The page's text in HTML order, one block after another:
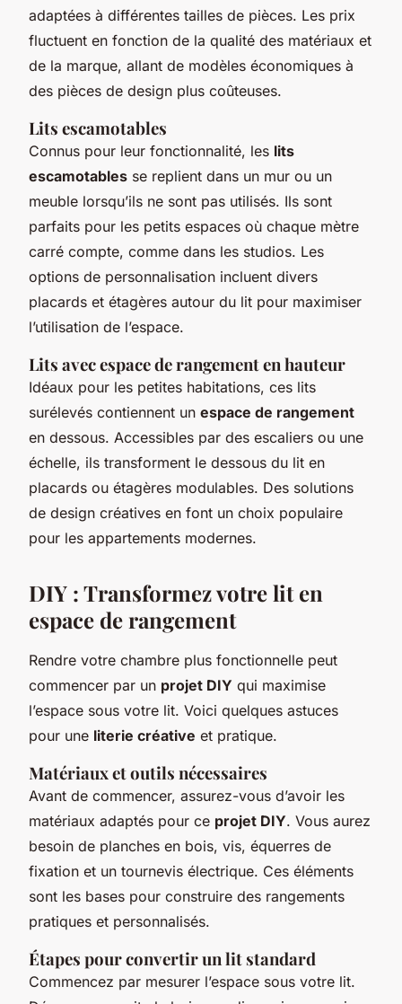
adaptées à différentes tailles de pièces. Les prix
fluctuent en fonction de la qualité des matériaux et
de la marque, allant de modèles économiques à
des pièces de design plus coûteuses.
Lits escamotables
Connus pour leur fonctionnalité, les lits
escamotables se replient dans un mur ou un
meuble lorsqu’ils ne sont pas utilisés. Ils sont
parfaits pour les petits espaces où chaque mètre
carré compte, comme dans les studios. Les
options de personnalisation incluent divers
placards et étagères autour du lit pour maximiser
l’utilisation de l’espace.
Lits avec espace de rangement en hauteur
Idéaux pour les petites habitations, ces lits
surélevés contiennent un espace de rangement
en dessous. Accessibles par des escaliers ou une
échelle, ils transforment le dessous du lit en
placards ou étagères modulables. Des solutions
de design créatives en font un choix populaire
pour les appartements modernes.
DIY : Transformez votre lit en
espace de rangement
Rendre votre chambre plus fonctionnelle peut
commencer par un projet DIY qui maximise
l’espace sous votre lit. Voici quelques astuces
pour une literie créative et pratique.
Matériaux et outils nécessaires
Avant de commencer, assurez-vous d’avoir les
matériaux adaptés pour ce projet DIY. Vous aurez
besoin de planches en bois, vis, équerres de
fixation et un tournevis électrique. Ces éléments
sont les bases pour construire des rangements
pratiques et personnalisés.
Étapes pour convertir un lit standard
Commencez par mesurer l’espace sous votre lit.